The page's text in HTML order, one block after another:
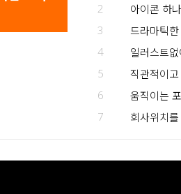
2 아이콘 하
3 드라마틱
4 일러스트
5 직관적이
6 움직이는
7 회사위치